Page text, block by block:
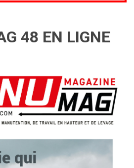
48 EN LIGNE